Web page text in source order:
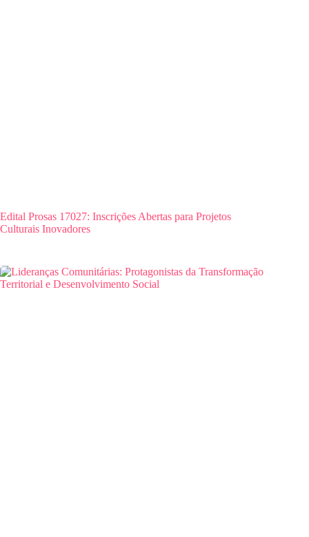
Edital Prosas 17027: Inscrições Abertas para Projetos
Culturais Inovadores